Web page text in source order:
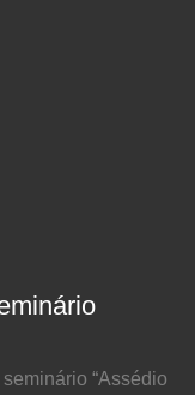
“Assédio